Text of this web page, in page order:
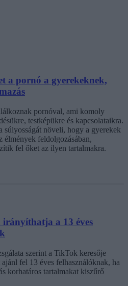
a pornó a gyerekeknek,
pornóval, ami komoly
testképükre és kapcsolataikra.
súlyosságát növeli, hogy a gyerekek
élmények feldolgozásában,
fel őket az ilyen tartalmakra.
a 13 éves
szerint a TikTok keresője
fel 13 éves felhasználóknak, ha
korhatáros tartalmakat kiszűrő